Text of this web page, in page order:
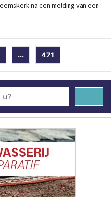
na een melding van een
... 471